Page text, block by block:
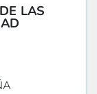
LAS